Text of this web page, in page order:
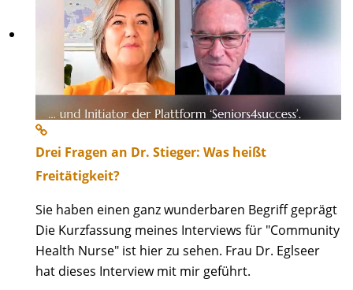
Drei Fragen an Dr. Stieger: Was heißt
Freitätigkeit?
Sie haben einen ganz wunderbaren Begriff geprägt
Die Kurzfassung meines Interviews für "Community
Health Nurse" ist hier zu sehen. Frau Dr. Eglseer
hat dieses Interview mit mir geführt.